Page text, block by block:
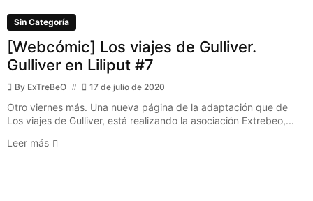
Sin Categoría
[Webcómic] Los viajes de Gulliver.
Gulliver en Liliput #7
By ExTreBeO 17 de julio de 2020
Otro viernes más. Una nueva página de la adaptación que de
Los viajes de Gulliver, está realizando la asociación Extrebeo,...
Leer más